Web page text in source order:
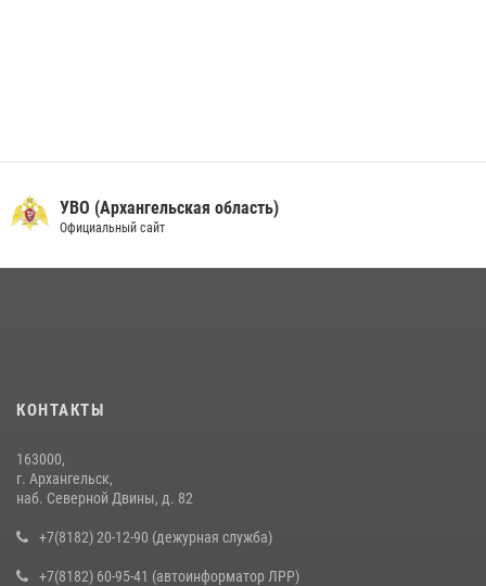
УВО (Архангельская область)
Официальный сайт
КОНТАКТЫ
163000,
г. Архангельск,
наб. Северной Двины, д. 82
+7(8182) 20-12-90 (дежурная служба)
+7(8182) 60-95-41 (автоинформатор ЛРР)